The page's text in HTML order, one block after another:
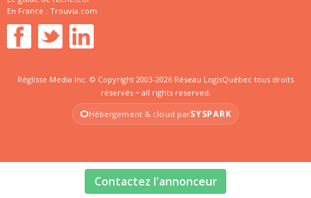
Contactez l'annonceur
En France : Trouvia.com
Réglisse Media Inc. © Copyright 2003-2026 Réseau LogisQuébec tous droits
réservés ~ all rights reserved.
Hébergement & cloud parSYSPARK